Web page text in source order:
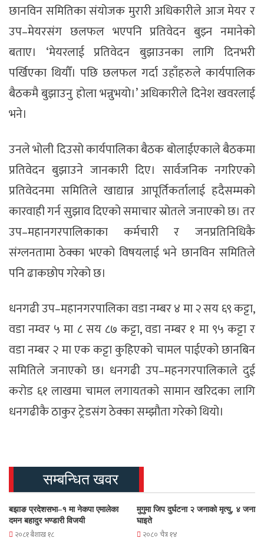
छानविन समितिका संयोजक मुरारी अधिकारीले आज मेयर र
उप–मेयरसंग छलफल भएपनि प्रतिवेदन बुझ्न नमानेको
बताए। ‘मेयरलाई प्रतिवेदन बुझाउनका लागि दिनभरी
पर्खिएका थियौँ। पछि छलफल गर्दा उहाँहरुले कार्यपालिक
बैठकमै बुझाउनु होला भन्नुभयो।’ अधिकारीले दिनेश खवरलाई
भने।
उनले भोली दिउसो कार्यपालिका बैठक बोलाईएकाले बैठकमा
प्रतिवेदन बुझाउने जानकारी दिए। सार्वजनिक नगरिएको
प्रतिवेदनमा समितिले खाद्यान्न आपूर्तिकर्तालाई हदैसम्मको
कारवाही गर्न सुझाव दिएको समाचार स्रोतले जनाएको छ। तर
उप–महानगरपालिकाका कर्मचारी र जनप्रतिनिधिकै
संग्लनतामा ठेक्का भएको विषयलाई भने छानविन समितिले
पनि ढाकछोप गरेको छ।
धनगढी उप–महानगरपालिका वडा नम्बर ४ मा २ सय ६९ कट्टा,
वडा नम्वर ५ मा ८ सय ८७ कट्टा, वडा नम्बर १ मा ९५ कट्टा र
वडा नम्बर २ मा एक कट्टा कुहिएको चामल पाईएको छानबिन
समितिले जनाएको छ। धनगढी उप–महनगरपालिकाले दुई
करोड ६१ लाखमा चामल लगायतको सामान खरिदका लागि
धनगढीकै ठाकुर ट्रेडसंग ठेक्का सम्झौता गरेको थियो।
सम्बन्धित खवर
बझाङ प्रदेशसभा–१ मा नेकपा एमालेका
दमन बहादुर भण्डारी विजयी
२०८१ बैशाख १८
मुगुमा जिप दुर्घटना २ जनाको मृत्यु, ४ जना
घाइते
२०८० चैत्र १४